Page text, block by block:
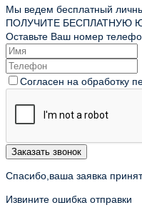
Мы ведем бесплатный
ПОЛУЧИТЕ БЕСПЛАТНУЮ
Оставьте Ваш номер
Согласен на обработку
Заказать звонок
Спасибо,ваша заявка
Извините ошибка отправки